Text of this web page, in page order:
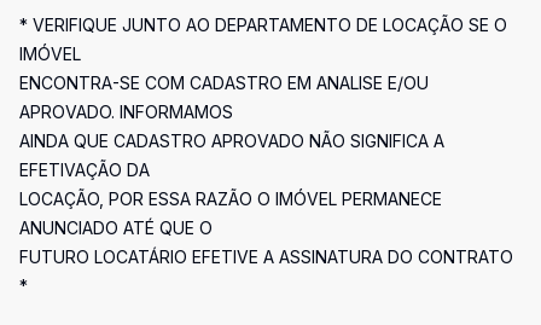
* VERIFIQUE JUNTO AO DEPARTAMENTO DE LOCAÇÃO SE O
IMÓVEL
ENCONTRA-SE COM CADASTRO EM ANALISE E/OU
APROVADO. INFORMAMOS
AINDA QUE CADASTRO APROVADO NÃO SIGNIFICA A
EFETIVAÇÃO DA
LOCAÇÃO, POR ESSA RAZÃO O IMÓVEL PERMANECE
ANUNCIADO ATÉ QUE O
FUTURO LOCATÁRIO EFETIVE A ASSINATURA DO CONTRATO
*